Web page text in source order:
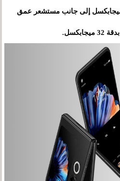
كاميرا رئيسية بدقة 50 ميجابكسل إلى جانب مستشعر عمق